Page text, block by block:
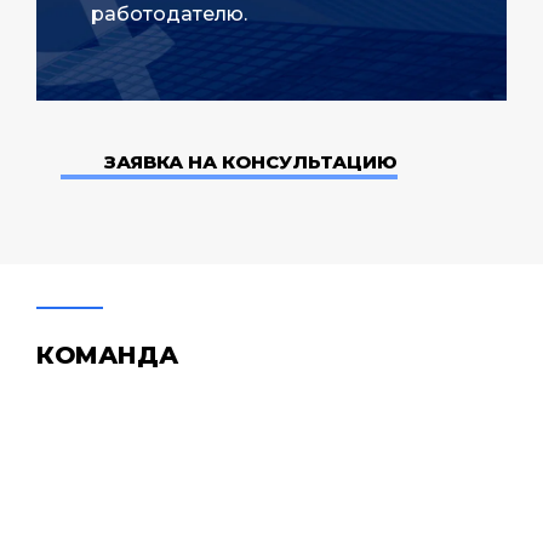
работодателю.
ЗАЯВКА НА КОНСУЛЬТАЦИЮ
КОМАНДА